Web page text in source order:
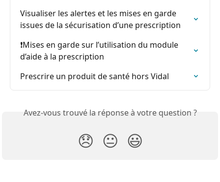
Visualiser les alertes et les mises en garde
issues de la sécurisation d’une prescription
❗️Mises en garde sur l’utilisation du module
d’aide à la prescription
Prescrire un produit de santé hors Vidal
Avez-vous trouvé la réponse à votre question ?
😞 😐 😃